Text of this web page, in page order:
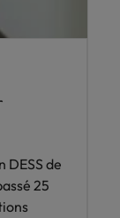
DESS de
25